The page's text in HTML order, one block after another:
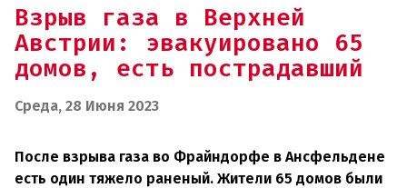
пострадавший
Взрыв газа в Верхней
Австрии: эвакуировано 65
домов, есть пострадавший
Среда, 28 Июня 2023
После взрыва газа во Фрайндорфе в Ансфельдене
есть один тяжело раненый. Жители 65 домов были